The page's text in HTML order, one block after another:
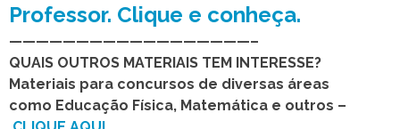
Professor. Clique e conheça.
——————————————————–
QUAIS OUTROS MATERIAIS TEM INTERESSE?
Materiais para concursos de diversas áreas
como Educação Física, Matemática e outros –